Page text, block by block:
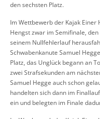
den sechsten Platz.
Im Wettbewerb der Kajak
Hengst zwar im Semifinale,
seinem Nullfehlerlauf
Schwabenkanute Samuel
Platz, das Unglück begann an
zwei Strafsekunden am
Samuel Hegge auch schon
handelten sich dann im
ein und belegten im Finale